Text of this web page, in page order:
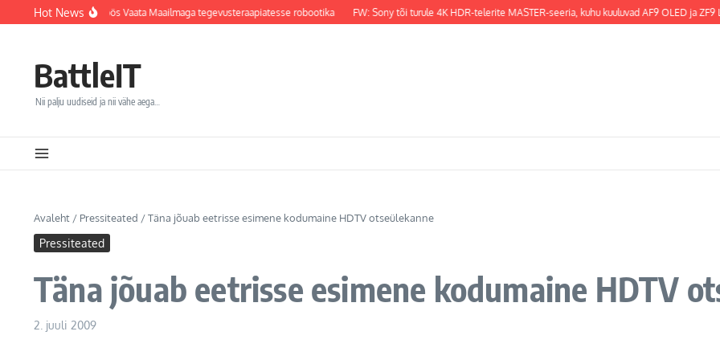
Sisu juurdeHot News
integreerib koostöös Vaata Maailmaga tegevusteraapiatesse robootika FW: Sony tõi turule 4K HDR-telerite MASTER-seeria, kuhu kuuluvad AF9 OLED ja ZF9
BattleIT
Nii palju uudiseid ja nii vähe aega…
Avaleht / Pressiteated /Täna jõuab eetrisse esimene kodumaine HDTV otseülekanne
Pressiteated
Täna jõuab eetrisse esimene kodumaine HDTV
2. juuli 2009